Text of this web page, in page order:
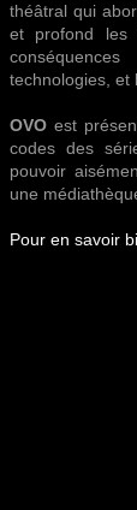
théâtral qui
et profond les
technologies, et
OVO est
codes des
pouvoir
une
Pour en savoir